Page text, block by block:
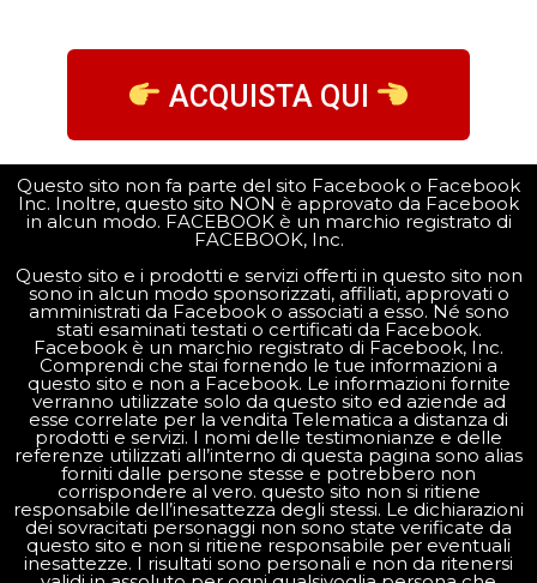
ACQUISTA QUI
Questo sito non fa parte del sito Facebook o Facebook
Inc. Inoltre, questo sito NON è approvato da Facebook
in alcun modo. FACEBOOK è un marchio registrato di
FACEBOOK, Inc.
Questo sito e i prodotti e servizi offerti in questo sito non
sono in alcun modo sponsorizzati, affiliati, approvati o
amministrati da Facebook o associati a esso. Né sono
stati esaminati testati o certificati da Facebook.
Facebook è un marchio registrato di Facebook, Inc.
Comprendi che stai fornendo le tue informazioni a
questo sito e non a Facebook. Le informazioni fornite
verranno utilizzate solo da questo sito ed aziende ad
esse correlate per la vendita Telematica a distanza di
prodotti e servizi. I nomi delle testimonianze e delle
referenze utilizzati all’interno di questa pagina sono alias
forniti dalle persone stesse e potrebbero non
corrispondere al vero. questo sito non si ritiene
responsabile dell’inesattezza degli stessi. Le dichiarazioni
dei sovracitati personaggi non sono state verificate da
questo sito e non si ritiene responsabile per eventuali
inesattezze. I risultati sono personali e non da ritenersi